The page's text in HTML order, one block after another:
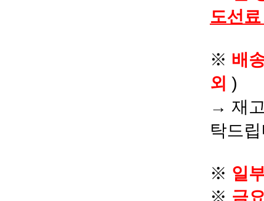
도선
※ 배
외 )
→ 재
탁드
※ 일
※ 금